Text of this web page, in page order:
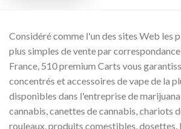
Considéré comme l'un des sites Web les
plus simples de vente par
France, 510 premium Carts vous
concentrés et accessoires de vape de la
disponibles dans l'entreprise de
cannabis, canettes de cannabis, chariots
rouleaux, produits comestibles, dosettes,